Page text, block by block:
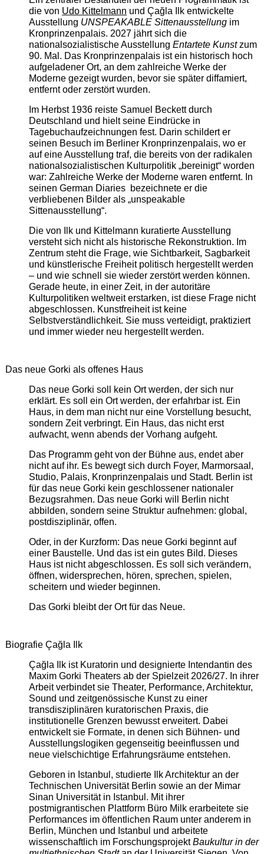
die von Udo Kittelmann und Çağla Ilk entwickelte
Ausstellung UNSPEAKABLE Sittenausstellungim
Kronprinzenpalais. 2027 jährt sich die
nationalsozialistische Ausstellung Entartete Kunstzum
90. Mal. Das Kronprinzenpalais ist ein historisch hoch
aufgeladener Ort, an dem zahlreiche Werke der
Moderne gezeigt wurden, bevor sie später diffamiert,
entfernt oder zerstört wurden.
Im Herbst 1936 reiste Samuel Beckett durch
Deutschland und hielt seine Eindrücke in
Tagebuchaufzeichnungen fest. Darin schildert er
seinen Besuch im Berliner Kronprinzenpalais, wo er
auf eine Ausstellung traf, die bereits von der radikalen
nationalsozialistischen Kulturpolitik „bereinigt“ worden
war: Zahlreiche Werke der Moderne waren entfernt. In
seinen German Diaries bezeichnete er die
verbliebenen Bilder als „unspeakable
Sittenausstellung“.
Die von Ilk und Kittelmann kuratierte Ausstellung
versteht sich nicht als historische Rekonstruktion. Im
Zentrum steht die Frage, wie Sichtbarkeit, Sagbarkeit
und künstlerische Freiheit politisch hergestellt werden
– und wie schnell sie wieder zerstört werden können.
Gerade heute, in einer Zeit, in der autoritäre
Kulturpolitiken weltweit erstarken, ist diese Frage nicht
abgeschlossen. Kunstfreiheit ist keine
Selbstverständlichkeit. Sie muss verteidigt, praktiziert
und immer wieder neu hergestellt werden.
Das neue Gorki als offenes Haus
Das neue Gorki soll kein Ort werden, der sich nur
erklärt. Es soll ein Ort werden, der erfahrbar ist. Ein
Haus, in dem man nicht nur eine Vorstellung besucht,
sondern Zeit verbringt. Ein Haus, das nicht erst
aufwacht, wenn abends der Vorhang aufgeht.
Das Programm geht von der Bühne aus, endet aber
nicht auf ihr. Es bewegt sich durch Foyer, Marmorsaal,
Studio, Palais, Kronprinzenpalais und Stadt. Berlin ist
für das neue Gorki kein geschlossener nationaler
Bezugsrahmen. Das neue Gorki will Berlin nicht
abbilden, sondern seine Struktur aufnehmen: global,
postdisziplinär, offen.
Oder, in der Kurzform: Das neue Gorki beginnt auf
einer Baustelle. Und das ist ein gutes Bild. Dieses
Haus ist nicht abgeschlossen. Es soll sich verändern,
öffnen, widersprechen, hören, sprechen, spielen,
scheitern und wieder beginnen.
Das Gorki bleibt der Ort für das Neue.
Biografie Çağla Ilk
Çağla Ilk ist Kuratorin und designierte Intendantin des
Maxim Gorki Theaters ab der Spielzeit 2026/27. In ihrer
Arbeit verbindet sie Theater, Performance, Architektur,
Sound und zeitgenössische Kunst zu einer
transdisziplinären kuratorischen Praxis, die
institutionelle Grenzen bewusst erweitert. Dabei
entwickelt sie Formate, in denen sich Bühnen- und
Ausstellungslogiken gegenseitig beeinflussen und
neue vielschichtige Erfahrungsräume entstehen.
Geboren in Istanbul, studierte Ilk Architektur an der
Technischen Universität Berlin sowie an der Mimar
Sinan Universität in Istanbul. Mit ihrer
postmigrantischen Plattform Büro Milk erarbeitete sie
Performances im öffentlichen Raum unter anderem in
Berlin, München und Istanbul und arbeitete
wissenschaftlich im ForschungsprojektBaukultur in der